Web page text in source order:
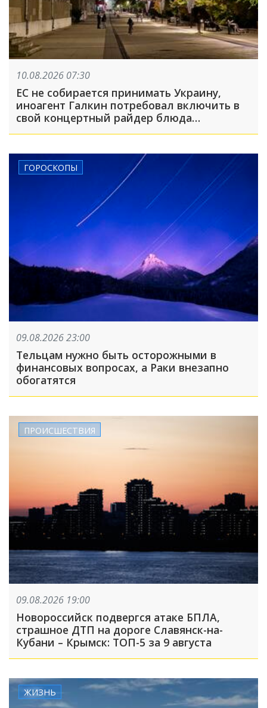
10.08.2026 07:30
ЕС не собирается принимать Украину,
иноагент Галкин потребовал включить в
свой концертный райдер блюда
национальной русской кухни: что
ГОРОСКОПЫ
09.08.2026 23:00
Тельцам нужно быть осторожными в
финансовых вопросах, а Раки внезапно
обогатятся
ПРОИСШЕСТВИЯ
09.08.2026 19:00
Новороссийск подвергся атаке БПЛА,
страшное ДТП на дороге Славянск-на-
Кубани – Крымск: ТОП-5 за 9 августа
ЖИЗНЬ